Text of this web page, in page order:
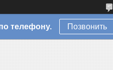
телефону. Позвонить